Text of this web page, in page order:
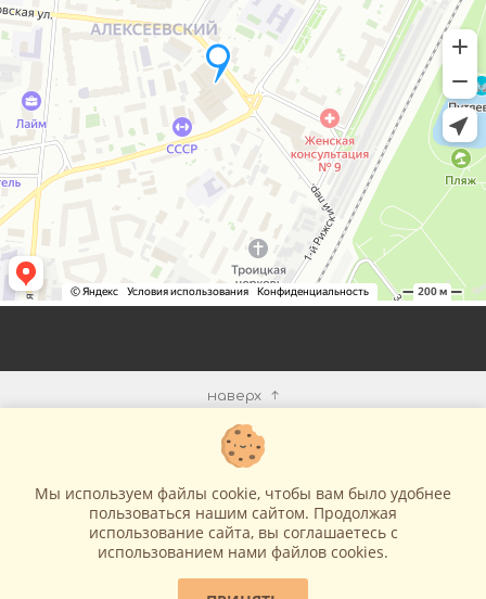
наверх
ИНФОРМАЦИЯ
МЫ В СЕТИ
Мы используем файлы cookie, чтобы вам было удобнее
пользоваться нашим сайтом. Продолжая
использование сайта, вы соглашаетесь c
использованием нами файлов cookies.